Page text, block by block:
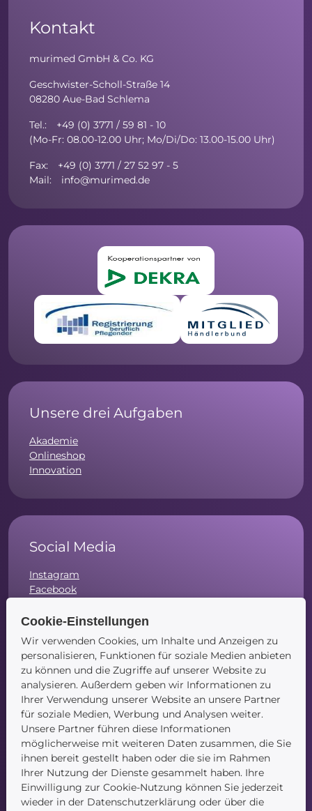
Kontakt
murimed GmbH & Co. KG
Geschwister-Scholl-Straße 14
08280 Aue-Bad Schlema
Tel.: +49 (0) 3771 / 59 81 - 10
(Mo-Fr: 08.00-12.00 Uhr; Mo/Di/Do: 13.00-15.00 Uhr)
Fax: +49 (0) 3771 / 27 52 97 - 5
Mail: info@murimed.de
Unsere drei Aufgaben
Akademie
Onlineshop
Innovation
Social Media
Instagram
Facebook
Navigation
Startseite
Kontakt
Cookie-Einstellungen
Wir verwenden Cookies, um Inhalte und Anzeigen zu
personalisieren, Funktionen für soziale Medien anbieten
zu können und die Zugriffe auf unserer Website zu
analysieren. Außerdem geben wir Informationen zu
Ihrer Verwendung unserer Website an unsere Partner
für soziale Medien, Werbung und Analysen weiter.
Unsere Partner führen diese Informationen
möglicherweise mit weiteren Daten zusammen, die Sie
ihnen bereit gestellt haben oder die sie im Rahmen
Ihrer Nutzung der Dienste gesammelt haben. Ihre
Einwilligung zur Cookie-Nutzung können Sie jederzeit
wieder in der Datenschutzerklärung oder über die